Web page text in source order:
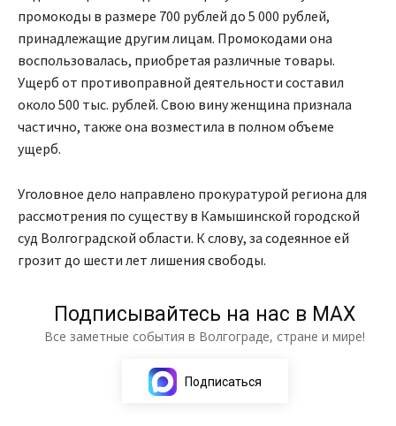
промокоды в размере 700 рублей до 5 000 рублей,
принадлежащие другим лицам. Промокодами она
воспользовалась, приобретая различные товары.
Ущерб от противоправной деятельности составил
около 500 тыс. рублей. Свою вину женщина признала
частично, также она возместила в полном объеме
ущерб.
Уголовное дело направлено прокуратурой региона для
рассмотрения по существу в Камышинской городской
суд Волгоградской области. К слову, за содеянное ей
грозит до шести лет лишения свободы.
Подписывайтесь на нас в МАХ
Все заметные события в Волгограде, стране и мире!
Подписаться